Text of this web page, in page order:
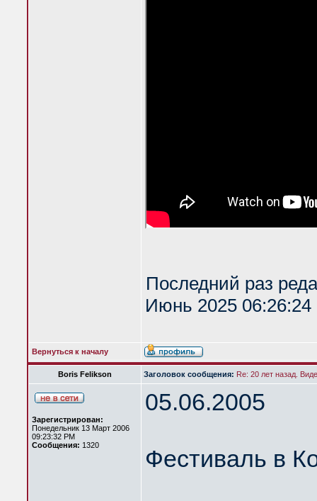
Последний раз
Июнь 2025 06:26:24
Вернуться к началу
Boris Felikson Заголовок сообщения: Re: 20 лет назад.
Зарегистрирован:
Понедельник 13 Март 2006
09:23:32 PM
Сообщения: 1320
05.06.2005
Фестиваль в